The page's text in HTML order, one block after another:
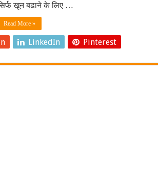
खून बढाने के लिए …
Read More »
LinkedIn Pinterest